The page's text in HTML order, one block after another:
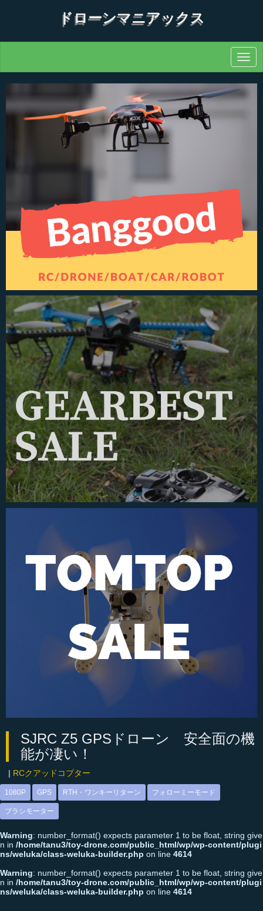
ドローンマニアックス
N
a
v
i
SJRC Z5 GPSドローン 安全面の機
能が凄い！
RCクアッドコプター
1080P GPS RTH・ワンキーリターン フォローミーモード
ブラシモーター
Warning: number_format() expects parameter 1 to be float, string give
n in /home/tanu3/toy-drone.com/public_html/wp/wp-content/plugi
ns/weluka/class-weluka-builder.php on line 4614
Warning: number_format() expects parameter 1 to be float, string give
n in /home/tanu3/toy-drone.com/public_html/wp/wp-content/plugi
ns/weluka/class-weluka-builder.php on line 4614